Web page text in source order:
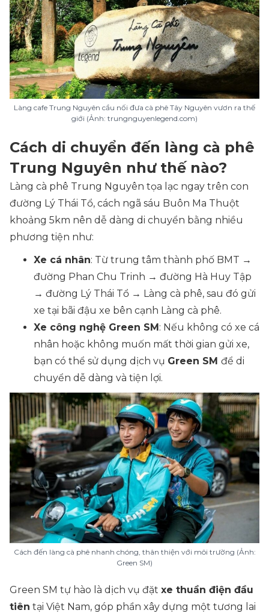
Làng cafe Trung Nguyên cầu nối đưa cà phê Tây Nguyên vươn ra thế
giới (Ảnh: trungnguyenlegend.com)
Cách di chuyển đến làng cà phê
Trung Nguyên như thế nào?
Làng cà phê Trung Nguyên tọa lạc ngay trên con
đường Lý Thái Tổ, cách ngã sáu Buôn Ma Thuột
khoảng 5km nên dễ dàng di chuyển bằng nhiều
phương tiện như:
Xe cá nhân: Từ trung tâm thành phố BMT →
đường Phan Chu Trinh → đường Hà Huy Tập
→ đường Lý Thái Tổ → Làng cà phê, sau đó gửi
xe tại bãi đậu xe bên cạnh Làng cà phê.
Xe công nghệ Green SM: Nếu không có xe cá
nhân hoặc không muốn mất thời gian gửi xe,
bạn có thể sử dụng dịch vụ Green SM để di
chuyển dễ dàng và tiện lợi.
Cách đến làng cà phê nhanh chóng, thân thiện với môi trường (Ảnh:
Green SM)
Green SM tự hào là dịch vụ đặt xe thuần điện đầu
tiên tại Việt Nam, góp phần xây dựng một tương lai